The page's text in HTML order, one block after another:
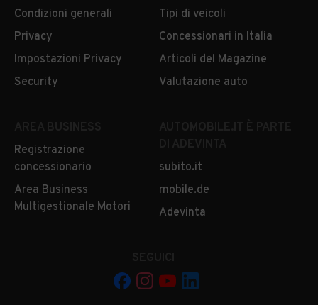
Condizioni generali
Privacy
Impostazioni Privacy
Security
Tipi di veicoli
Concessionari in Italia
Articoli del Magazine
Valutazione auto
Registrazione
concessionario
Area Business
Multigestionale Motori
subito.it
mobile.de
Adevinta